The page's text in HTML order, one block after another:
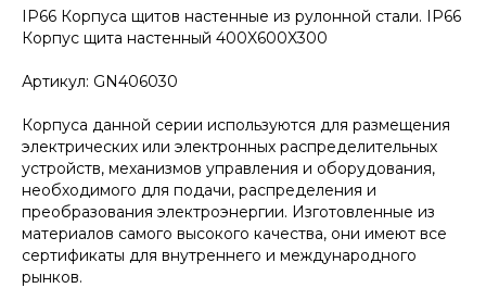
IP66 Корпуса щитов настенные из рулонной стали. IP66
Корпус щита настенный 400X600X300
Артикул: GN406030
Корпуса данной серии используются для размещения
электрических или электронных распределительных
устройств, механизмов управления и оборудования,
необходимого для подачи, распределения и
преобразования электроэнергии. Изготовленные из
материалов самого высокого качества, они имеют все
сертификаты для внутреннего и международного
рынков.